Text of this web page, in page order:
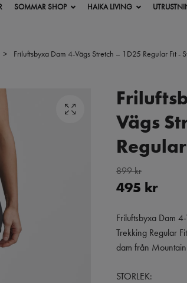
SOMMAR SHOP HAIKA LIVING
Friluftsbyxa Dam 4-Vägs Stretch – 1D25 Regular Fit -
Vägs
899 kr
495 kr
Friluftsbyxa Dam
Trekking Regular
dam från
STORLEK: